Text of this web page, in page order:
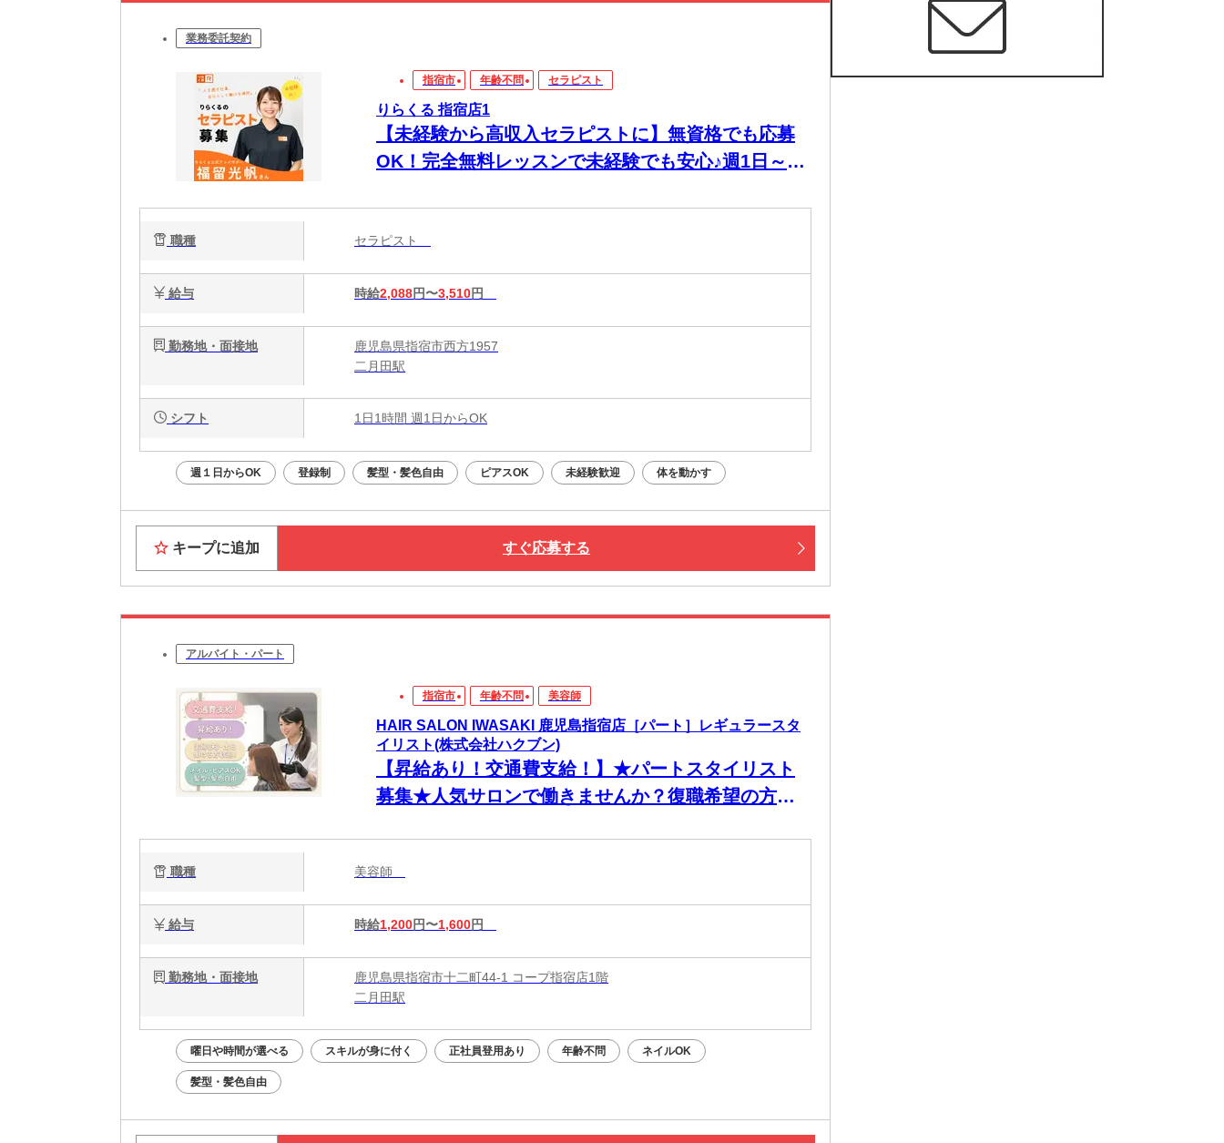
業務委託契約
指宿市 年齢不問 セラピスト
りらくる 指宿店1
【未経験から高収入セラピストに】無資格でも応募
OK！完全無料レッスンで未経験でも安心♪週1日～1
職種 セラピスト
給与 時給2,088円〜3,510円
勤務地・面接地
鹿児島県指宿市西方1957
二月田駅
シフト 1日1時間 週1日からOK
週１日からOK 登録制 髪型・髪色自由 ピアスOK 未経験歓迎 体を動かす
キープに追加 すぐ応募する
アルバイト・パート
指宿市 年齢不問 美容師
HAIR SALON IWASAKI 鹿児島指宿店［パート］レギュラースタ
イリスト(株式会社ハクブン)
【昇給あり！交通費支給！】★パートスタイリスト
募集★人気サロンで働きませんか？復職希望の方大
職種 美容師
給与 時給1,200円〜1,600円
勤務地・面接地
鹿児島県指宿市十二町44-1 コープ指宿店1階
二月田駅
曜日や時間が選べる スキルが身に付く 正社員登用あり 年齢不問 ネイルOK
髪型・髪色自由